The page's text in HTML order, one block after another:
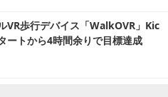
VR歩行デバイス「WalkOVR」Kic
トから4時間余りで目標達成